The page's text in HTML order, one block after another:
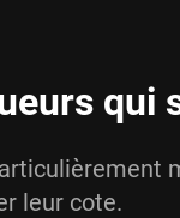
qui
leur cote.